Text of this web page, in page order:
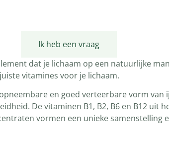
Ik heb een vraag
dat je lichaam op een natuurlijke
vitamines voor je lichaam.
en goed verteerbare vorm
De vitaminen B1, B2, B6 en B12 uit
vormen een unieke samenstelling